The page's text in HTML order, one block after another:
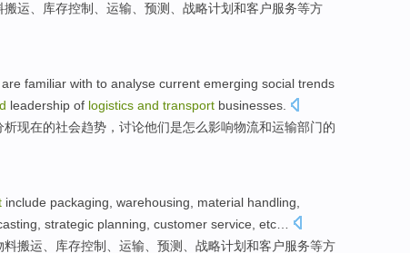
搬运 库存控制 运输 预测 战略计划和客户服务等方
are familiar with to analyse current emerging social trends
leadership of logistics and transport businesses
析现在的社会趋势 ，讨论他们是怎么影响物流和运输部门的
include packaging warehousing material handling
strategic planning customer service etc
料搬运 、库存控制 运输 预测 战略计划和客户服务等方